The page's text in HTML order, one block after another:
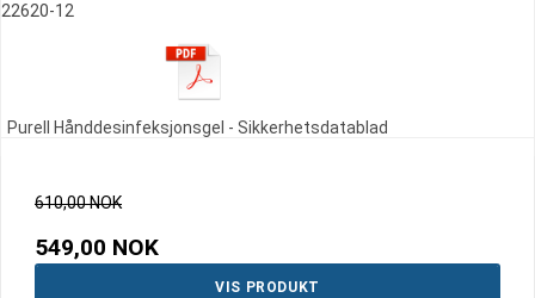
22620-12
Purell Hånddesinfeksjonsgel - Sikkerhetsdatablad
610,00 NOK
549,00 NOK
VIS PRODUKT